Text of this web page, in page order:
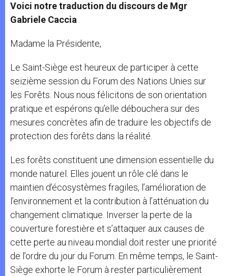
Voici notre traduction du discours de Mgr
Gabriele Caccia
Madame la Présidente,
Le Saint-Siège est heureux de participer à cette
seizième session du Forum des Nations Unies sur
les Forêts. Nous nous félicitons de son orientation
pratique et espérons qu’elle débouchera sur des
mesures concrètes afin de traduire les objectifs de
protection des forêts dans la réalité.
Les forêts constituent une dimension essentielle du
monde naturel. Elles jouent un rôle clé dans le
maintien d’écosystèmes fragiles, l’amélioration de
l’environnement et la contribution à l’atténuation du
changement climatique. Inverser la perte de la
couverture forestière et s’attaquer aux causes de
cette perte au niveau mondial doit rester une priorité
de l’ordre du jour du Forum. En même temps, le Saint-
Siège exhorte le Forum à rester particulièrement